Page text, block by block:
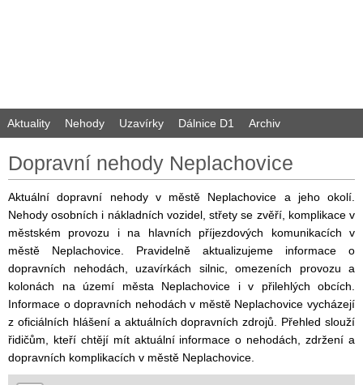
Aktuality Nehody Uzavírky Dálnice D1 Archiv
Dopravní nehody Neplachovice
Aktuální dopravní nehody v městě Neplachovice a jeho okolí.
Nehody osobních i nákladních vozidel, střety se zvěří, komplikace v
městském provozu i na hlavních příjezdových komunikacích v
městě Neplachovice. Pravidelně aktualizujeme informace o
dopravních nehodách, uzavírkách silnic, omezeních provozu a
kolonách na území města Neplachovice i v přilehlých obcích.
Informace o dopravních nehodách v městě Neplachovice vycházejí
z oficiálních hlášení a aktuálních dopravních zdrojů. Přehled slouží
řidičům, kteří chtějí mít aktuální informace o nehodách, zdržení a
dopravních komplikacích v městě Neplachovice.